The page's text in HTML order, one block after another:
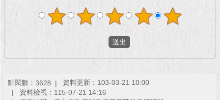
頁
點閱數： 3628
資料更新：103-03-21 10:00
資料檢視：115-07-21 14:16